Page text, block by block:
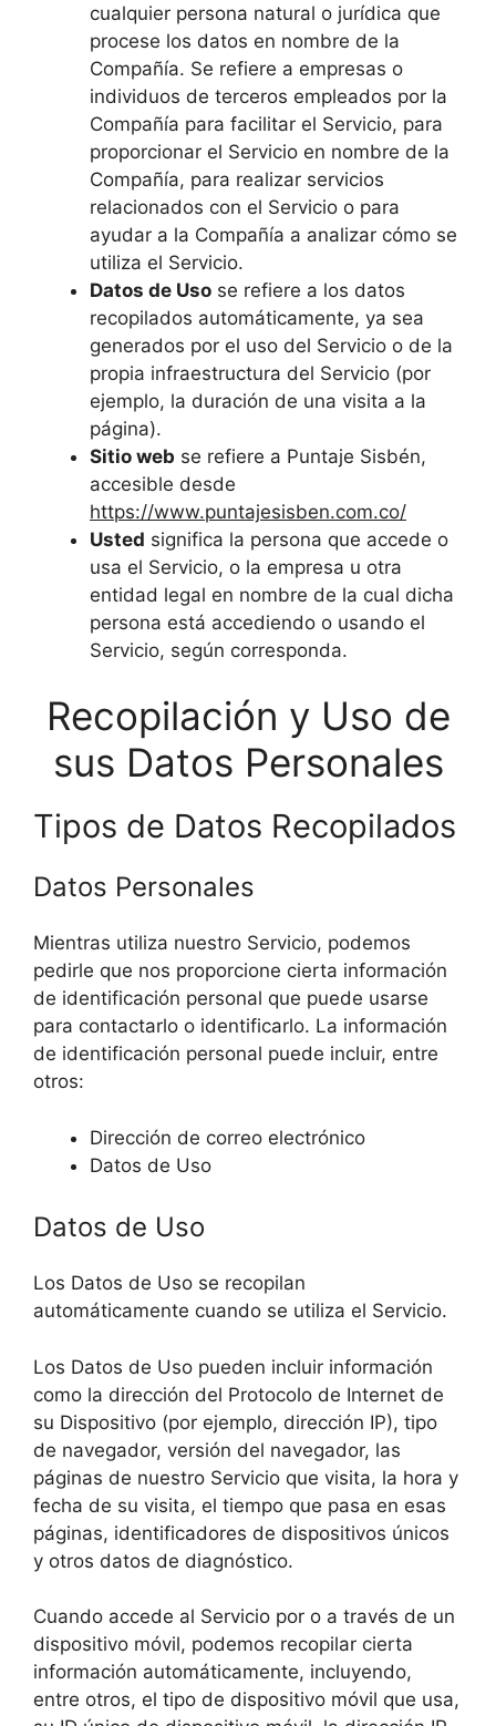
cualquier persona natural o jurídica que
procese los datos en nombre de la
Compañía. Se refiere a empresas o
individuos de terceros empleados por la
Compañía para facilitar el Servicio, para
proporcionar el Servicio en nombre de la
Compañía, para realizar servicios
relacionados con el Servicio o para
ayudar a la Compañía a analizar cómo se
utiliza el Servicio.
Datos de Uso se refiere a los datos
recopilados automáticamente, ya sea
generados por el uso del Servicio o de la
propia infraestructura del Servicio (por
ejemplo, la duración de una visita a la
página).
Sitio web se refiere a Puntaje Sisbén,
accesible desde
https://www.puntajesisben.com.co/
Usted significa la persona que accede o
usa el Servicio, o la empresa u otra
entidad legal en nombre de la cual dicha
persona está accediendo o usando el
Servicio, según corresponda.
Recopilación y Uso de
sus Datos Personales
Tipos de Datos Recopilados
Datos Personales
Mientras utiliza nuestro Servicio, podemos
pedirle que nos proporcione cierta información
de identificación personal que puede usarse
para contactarlo o identificarlo. La información
de identificación personal puede incluir, entre
otros:
Dirección de correo electrónico
Datos de Uso
Datos de Uso
Los Datos de Uso se recopilan
automáticamente cuando se utiliza el Servicio.
Los Datos de Uso pueden incluir información
como la dirección del Protocolo de Internet de
su Dispositivo (por ejemplo, dirección IP), tipo
de navegador, versión del navegador, las
páginas de nuestro Servicio que visita, la hora y
fecha de su visita, el tiempo que pasa en esas
páginas, identificadores de dispositivos únicos
y otros datos de diagnóstico.
Cuando accede al Servicio por o a través de un
dispositivo móvil, podemos recopilar cierta
información automáticamente, incluyendo,
entre otros, el tipo de dispositivo móvil que usa,